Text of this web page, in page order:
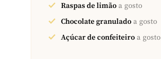
Raspas de limão a gosto
Chocolate granulado a gosto
Açúcar de confeiteiro a gosto